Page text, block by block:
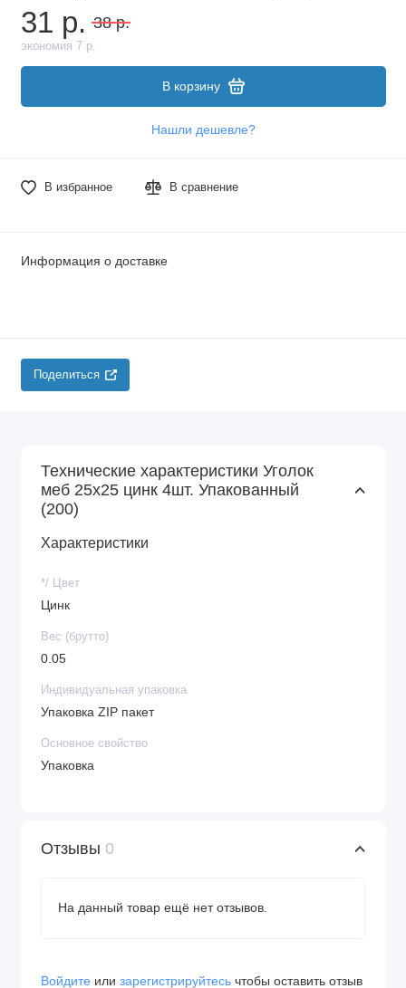
31 р. 38 р.
экономия 7 р.
В корзину
Нашли дешевле?
В избранное В сравнение
Информация о доставке
Поделиться
Технические характеристики Уголок
меб 25х25 цинк 4шт. Упакованный
(200)
Характеристики
*/ Цвет
Цинк
Вес (брутто)
0.05
Индивидуальная упаковка
Упаковка ZIP пакет
Основное свойство
Упаковка
Отзывы 0
На данный товар ещё нет отзывов.
Войдите или зарегистрируйтесь чтобы оставить отзыв